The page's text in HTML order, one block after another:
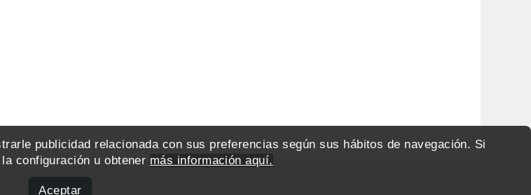
publicidad relacionada con sus preferencias según sus hábitos de navegación. Si
configuración u obtener más información aquí.
Aceptar